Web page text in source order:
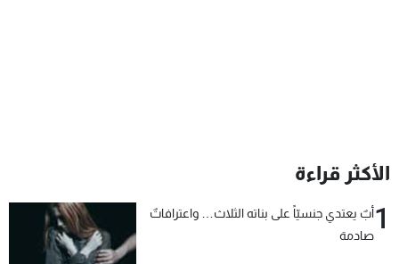
الأكثر قراءة
1أبٌ يعتدي جنسيّاً على بناته الثلاث… واعترافاتٌ
صادمة
شاهد البرامج
الترددات
عن MTV